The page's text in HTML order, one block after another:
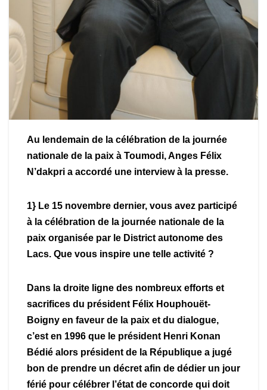
Au lendemain de la célébration de la journée
nationale de la paix à Toumodi, Anges Félix
N’dakpri a accordé une interview à la presse.
1} Le 15 novembre dernier, vous avez participé
à la célébration de la journée nationale de la
paix organisée par le District autonome des
Lacs. Que vous inspire une telle activité ?
Dans la droite ligne des nombreux efforts et
sacrifices du président Félix Houphouët-
Boigny en faveur de la paix et du dialogue,
c’est en 1996 que le président Henri Konan
Bédié alors président de la République a jugé
bon de prendre un décret afin de dédier un jour
férié pour célébrer l’état de concorde qui doit